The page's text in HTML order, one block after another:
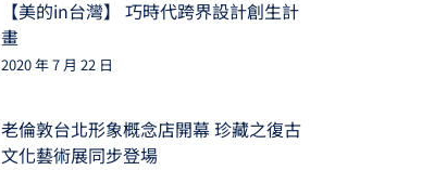
【美的in台灣】 巧時代跨界設計創生計
畫
2020 年 7 月 22 日
老倫敦台北形象概念店開幕 珍藏之復古
文化藝術展同步登場